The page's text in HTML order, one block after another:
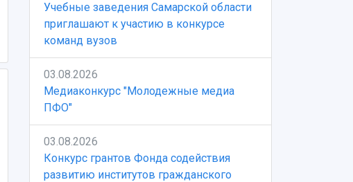
Учебные заведения Самарской области
приглашают к участию в конкурсе
команд вузов
03.08.2026
Медиаконкурс "Молодежные медиа
ПФО"
03.08.2026
Конкурс грантов Фонда содействия
развитию институтов гражданского